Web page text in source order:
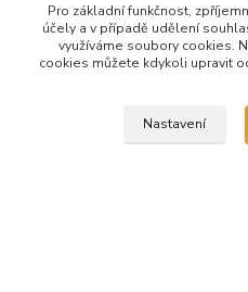
Zboží zařazeno v
Pohádkové lístečky jednotlivé
Pro základní funkčnost,
účely a v případě udělení
využíváme soubory cookies.
cookies můžete kdykoli upravit
Nastavení